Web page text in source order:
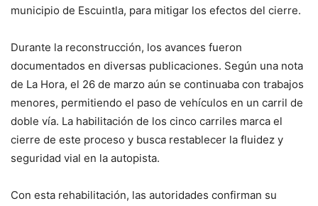
municipio de Escuintla, para mitigar los efectos del cierre.
Durante la reconstrucción, los avances fueron
documentados en diversas publicaciones. Según una nota
de La Hora, el 26 de marzo aún se continuaba con trabajos
menores, permitiendo el paso de vehículos en un carril de
doble vía. La habilitación de los cinco carriles marca el
cierre de este proceso y busca restablecer la fluidez y
seguridad vial en la autopista.
Con esta rehabilitación, las autoridades confirman su